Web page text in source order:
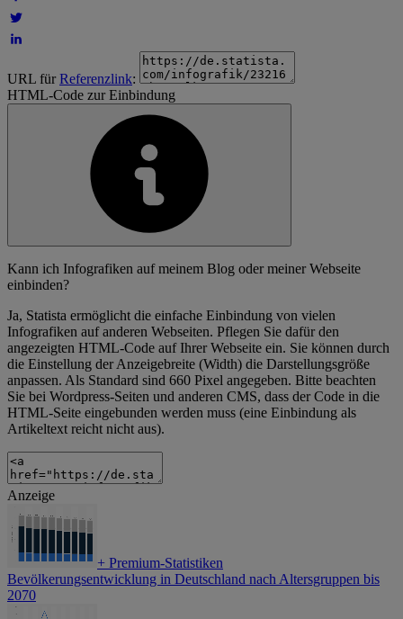
URL fürReferenzlink:
HTML-Code zur Einbindung
Kann ich Infografiken auf meinem Blog oder meiner Webseite
einbinden?
Ja, Statista ermöglicht die einfache Einbindung von vielen
Infografiken auf anderen Webseiten. Pflegen Sie dafür den
angezeigten HTML-Code auf Ihrer Webseite ein. Sie können durch
die Einstellung der Anzeigebreite (Width) die Darstellungsgröße
anpassen. Als Standard sind 660 Pixel angegeben. Bitte beachten
Sie bei Wordpress-Seiten und anderen CMS, dass der Code in die
HTML-Seite eingebunden werden muss (eine Einbindung als
Artikeltext reicht nicht aus).
Anzeige
+ Premium-Statistiken
Bevölkerungsentwicklung in Deutschland nach Altersgruppen bis
2070